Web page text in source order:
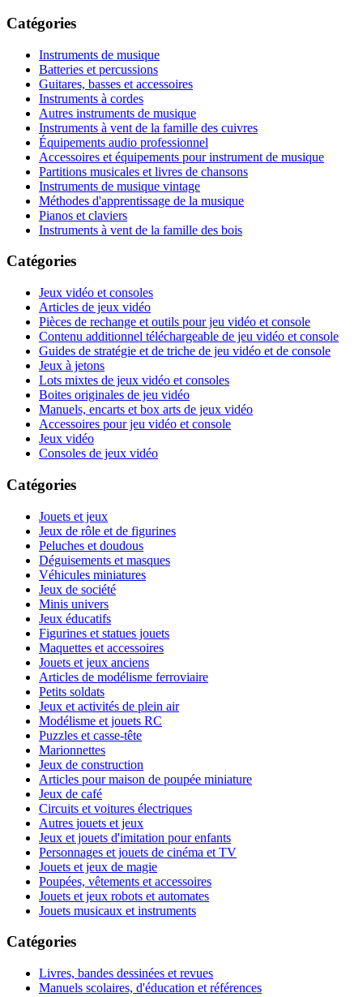
Catégories
Instruments de musique
Batteries et percussions
Guitares, basses et accessoires
Instruments à cordes
Autres instruments de musique
Instruments à vent de la famille des cuivres
Équipements audio professionnel
Accessoires et équipements pour instrument de musique
Partitions musicales et livres de chansons
Instruments de musique vintage
Méthodes d'apprentissage de la musique
Pianos et claviers
Instruments à vent de la famille des bois
Catégories
Jeux vidéo et consoles
Articles de jeux vidéo
Pièces de rechange et outils pour jeu vidéo et console
Contenu additionnel téléchargeable de jeu vidéo et console
Guides de stratégie et de triche de jeu vidéo et de console
Jeux à jetons
Lots mixtes de jeux vidéo et consoles
Boites originales de jeu vidéo
Manuels, encarts et box arts de jeux vidéo
Accessoires pour jeu vidéo et console
Jeux vidéo
Consoles de jeux vidéo
Catégories
Jouets et jeux
Jeux de rôle et de figurines
Peluches et doudous
Déguisements et masques
Véhicules miniatures
Jeux de société
Minis univers
Jeux éducatifs
Figurines et statues jouets
Maquettes et accessoires
Jouets et jeux anciens
Articles de modélisme ferroviaire
Petits soldats
Jeux et activités de plein air
Modélisme et jouets RC
Puzzles et casse-tête
Marionnettes
Jeux de construction
Articles pour maison de poupée miniature
Jeux de café
Circuits et voitures électriques
Autres jouets et jeux
Jeux et jouets d'imitation pour enfants
Personnages et jouets de cinéma et TV
Jouets et jeux de magie
Poupées, vêtements et accessoires
Jouets et jeux robots et automates
Jouets musicaux et instruments
Catégories
Livres, bandes dessinées et revues
Manuels scolaires, d'éducation et références